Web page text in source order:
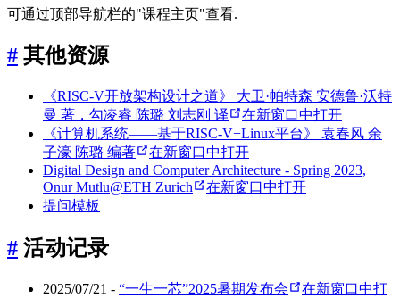
可通过顶部导航栏的"课程主页"查看.
# 其他资源
《RISC-V开放架构设计之道》 大卫·帕特森 安德鲁·沃特
曼 著，勾凌睿 陈璐 刘志刚 译
在新窗口中打开
《计算机系统——基于RISC-V+Linux平台》 袁春风 余
子濠 陈璐 编著
在新窗口中打开
Digital Design and Computer Architecture - Spring 2023,
Onur Mutlu@ETH Zurich
在新窗口中打开
提问模板
# 活动记录
2025/07/21 - “一生一芯”2025暑期发布会
在新窗口中打